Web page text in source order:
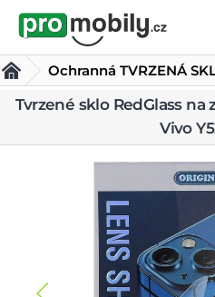
Ochranná TVRZENÁ
fotoaparátu Vivo Y52 5G
Tvrzené sklo RedGlass
Vivo